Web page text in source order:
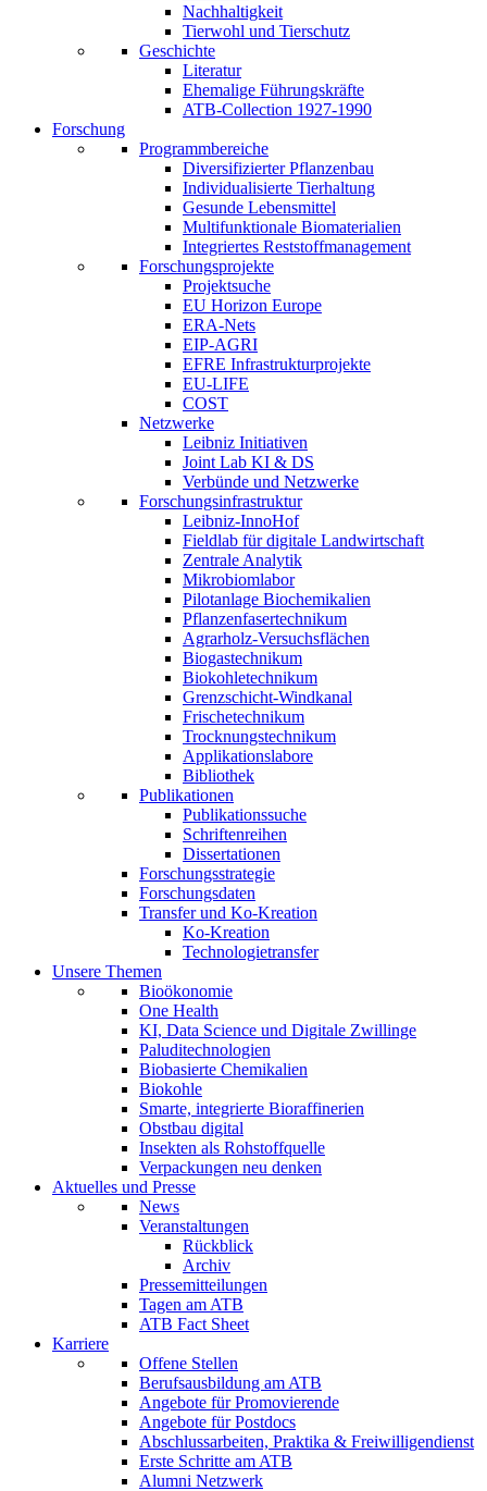
Nachhaltigkeit
Tierwohl und Tierschutz
Geschichte
Literatur
Ehemalige Führungskräfte
ATB-Collection 1927-1990
Forschung
Programmbereiche
Diversifizierter Pflanzenbau
Individualisierte Tierhaltung
Gesunde Lebensmittel
Multifunktionale Biomaterialien
Integriertes Reststoffmanagement
Forschungsprojekte
Projektsuche
EU Horizon Europe
ERA-Nets
EIP-AGRI
EFRE Infrastrukturprojekte
EU-LIFE
COST
Netzwerke
Leibniz Initiativen
Joint Lab KI & DS
Verbünde und Netzwerke
Forschungsinfrastruktur
Leibniz-InnoHof
Fieldlab für digitale Landwirtschaft
Zentrale Analytik
Mikrobiomlabor
Pilotanlage Biochemikalien
Pflanzenfasertechnikum
Agrarholz-Versuchsflächen
Biogastechnikum
Biokohletechnikum
Grenzschicht-Windkanal
Frischetechnikum
Trocknungstechnikum
Applikationslabore
Bibliothek
Publikationen
Publikationssuche
Schriftenreihen
Dissertationen
Forschungsstrategie
Forschungsdaten
Transfer und Ko-Kreation
Ko-Kreation
Technologietransfer
Unsere Themen
Bioökonomie
One Health
KI, Data Science und Digitale Zwillinge
Paluditechnologien
Biobasierte Chemikalien
Biokohle
Smarte, integrierte Bioraffinerien
Obstbau digital
Insekten als Rohstoffquelle
Verpackungen neu denken
Aktuelles und Presse
News
Veranstaltungen
Rückblick
Archiv
Pressemitteilungen
Tagen am ATB
ATB Fact Sheet
Karriere
Offene Stellen
Berufsausbildung am ATB
Angebote für Promovierende
Angebote für Postdocs
Abschlussarbeiten, Praktika & Freiwilligendienst
Erste Schritte am ATB
Alumni Netzwerk